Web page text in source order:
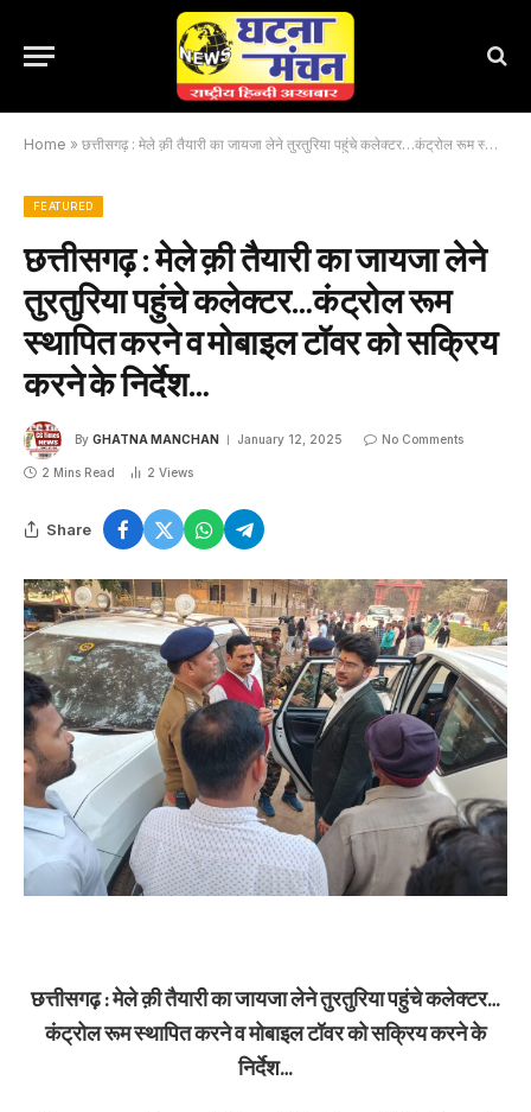
Home » छत्तीसगढ़ : मेले क़ी तैयारी का जायजा लेने तुरतुरिया पहुंचे कलेक्टर…कंट्रोल रूम स्थापित करने व मोबाइल टॉवर को सक्रिय करने के निर्देश…
FEATURED
छत्तीसगढ़ : मेले क़ी तैयारी का जायजा लेने
तुरतुरिया पहुंचे कलेक्टर…कंट्रोल रूम
स्थापित करने व मोबाइल टॉवर को सक्रिय
करने के निर्देश…
By GHATNA MANCHAN January 12, 2025 No Comments
2 Mins Read 2 Views
Share
छत्तीसगढ़ : मेले क़ी तैयारी का जायजा लेने तुरतुरिया पहुंचे कलेक्टर…
कंट्रोल रूम स्थापित करने व मोबाइल टॉवर को सक्रिय करने के
निर्देश…